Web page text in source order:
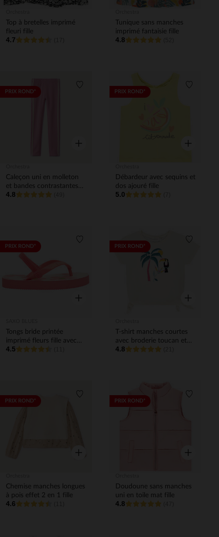
Top à bretelles imprimé
fleuri fille
4.7
Tunique sans manches
imprimé fantaisie fille
4.8
PRIX ROND* Liste de souhaits
Aperçu rapide
Caleçon uni en molleton
et bandes contrastantes
fille
4.8
PRIX ROND*
Aperçu
Débardeur avec sequins et
dos ajouré fille
5.0
PRIX ROND* Liste de souhaits
Aperçu rapide
Tongs bride printée
imprimé fleurs fille avec
lanière selon l'âge
4.5
PRIX ROND*
Aperçu
T-shirt manches courtes
avec broderie toucan et
nouettes fille
4.8
PRIX ROND* Liste de souhaits
Aperçu rapide
Chemise manches longues
à pois effet 2 en 1 fille
4.6
PRIX ROND*
Aperçu
Doudoune sans manches
uni en toile mat fille
4.8